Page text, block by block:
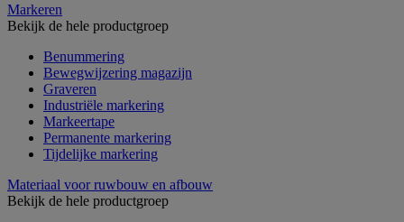
Markeren
Bekijk de hele productgroep
Benummering
Bewegwijzering magazijn
Graveren
Industriële markering
Markeertape
Permanente markering
Tijdelijke markering
Materiaal voor ruwbouw en afbouw
Bekijk de hele productgroep